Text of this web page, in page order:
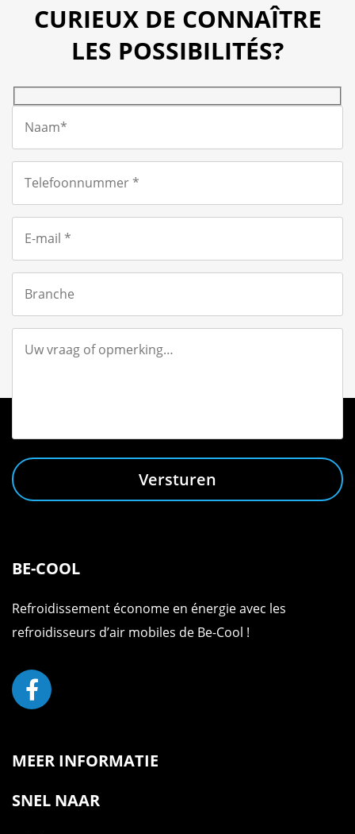
CURIEUX DE CONNAÎTRE
LES POSSIBILITÉS?
Versturen
BE-COOL
Refroidissement économe en énergie avec les
refroidisseurs d’air mobiles de Be-Cool !
MEER INFORMATIE
SNEL NAAR